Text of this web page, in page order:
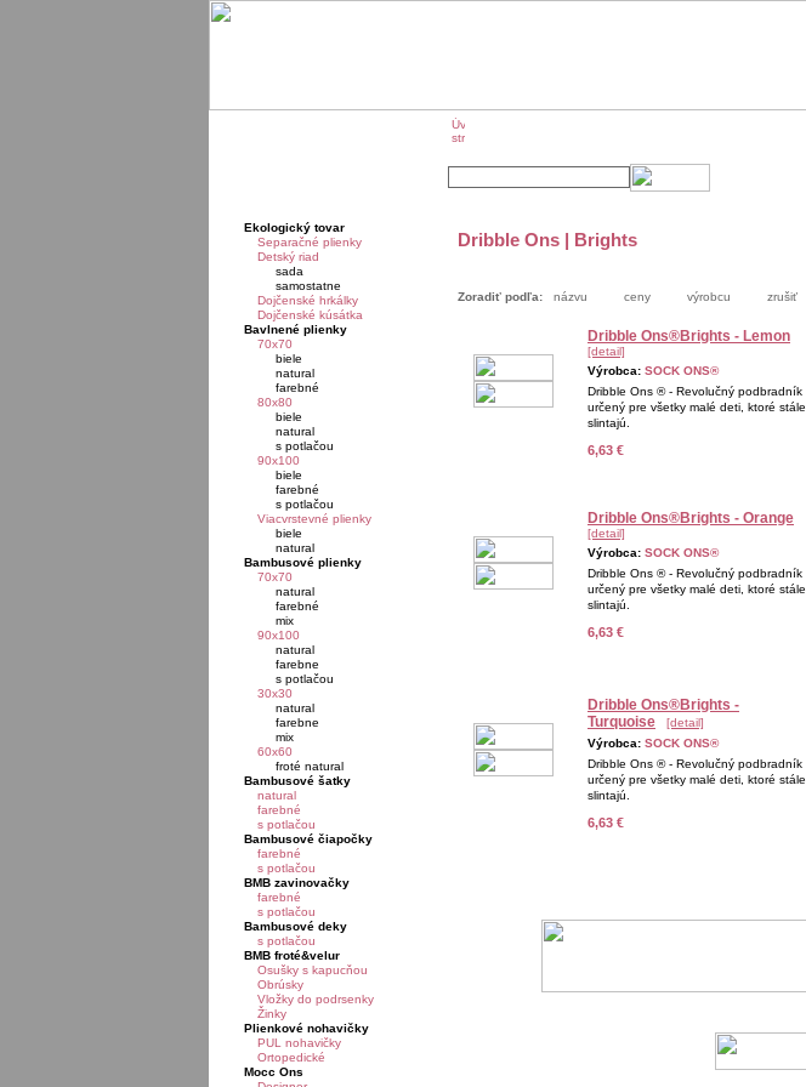
Ekologický tovar
Separačné plienky
Detský riad
sada
samostatne
Dojčenské hrkálky
Dojčenské kúsátka
Bavlnené plienky
70x70
biele
natural
farebné
80x80
biele
natural
s potlačou
90x100
biele
farebné
s potlačou
Viacvrstevné plienky
biele
natural
Bambusové plienky
70x70
natural
farebné
mix
90x100
natural
farebne
s potlačou
30x30
natural
farebne
mix
60x60
froté natural
Bambusové šatky
natural
farebné
s potlačou
Bambusové čiapočky
farebné
s potlačou
BMB zavinovačky
farebné
s potlačou
Bambusové deky
s potlačou
BMB froté&velur
Osušky s kapucňou
Obrúsky
Vložky do podrsenky
Žinky
Plienkové nohavičky
PUL nohavičky
Ortopedické
Mocc Ons
Dribble Ons | Brights
Zoradiť podľa: názvu ceny výrobcu zrušiť
Dribble Ons®Brights - Lemon
[detail]
Výrobca: SOCK ONS®
Dribble Ons ® - Revolučný podbradník
určený pre všetky malé deti, ktoré stále
slintajú.
6,63 €
Dribble Ons®Brights - Orange
[detail]
Výrobca: SOCK ONS®
Dribble Ons ® - Revolučný podbradník
určený pre všetky malé deti, ktoré stále
slintajú.
6,63 €
Dribble Ons®Brights -
Turquoise
[detail]
Výrobca: SOCK ONS®
Dribble Ons ® - Revolučný podbradník
určený pre všetky malé deti, ktoré stále
slintajú.
6,63 €